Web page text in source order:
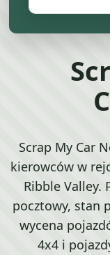
Scrap My Car
kierowców w
Ribble Valley.
pocztowy, stan
wycena
4x4 i